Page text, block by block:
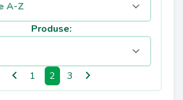
Produse:
1 2 3